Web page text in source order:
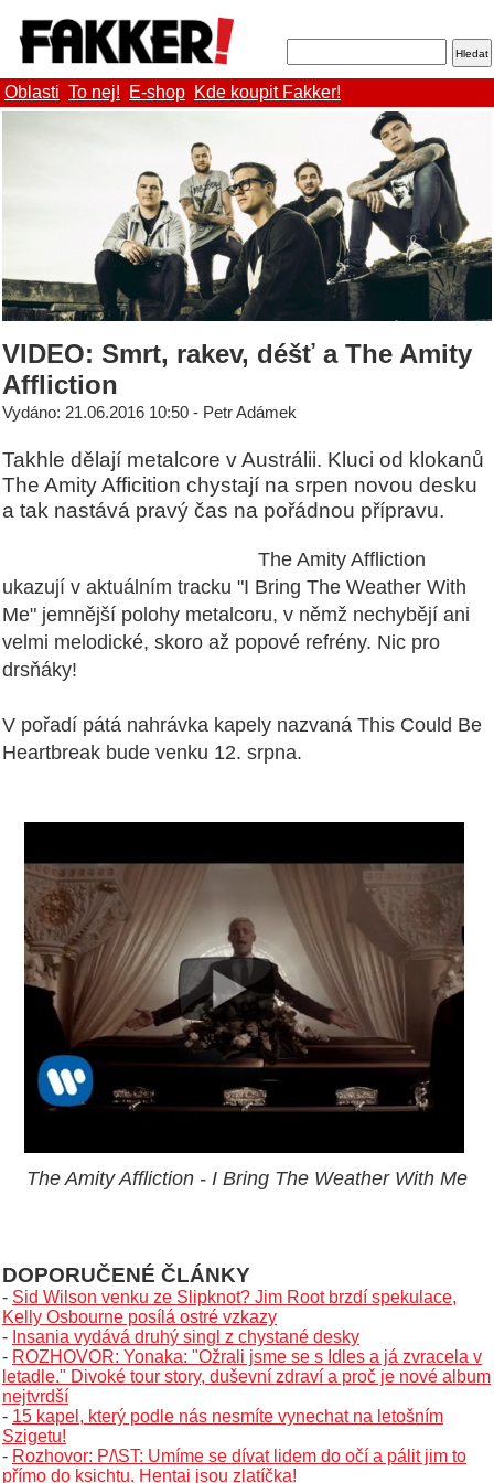
Oblasti To nej! E-shop Kde koupit Fakker!
VIDEO: Smrt, rakev, déšť a The Amity
Affliction
Vydáno: 21.06.2016 10:50 - Petr Adámek
Takhle dělají metalcore v Austrálii. Kluci od klokanů
The Amity Afficition chystají na srpen novou desku
a tak nastává pravý čas na pořádnou přípravu.
The Amity Affliction
ukazují v aktuálním tracku "I Bring The Weather With
Me" jemnější polohy metalcoru, v němž nechybějí ani
velmi melodické, skoro až popové refrény. Nic pro
drsňáky!
V pořadí pátá nahrávka kapely nazvaná This Could Be
Heartbreak bude venku 12. srpna.
The Amity Affliction - I Bring The Weather With Me
DOPORUČENÉ ČLÁNKY
- Sid Wilson venku ze Slipknot? Jim Root brzdí spekulace,
Kelly Osbourne posílá ostré vzkazy
- Insania vydává druhý singl z chystané desky
- ROZHOVOR: Yonaka: "Ožrali jsme se s Idles a já zvracela v
letadle." Divoké tour story, duševní zdraví a proč je nové album
nejtvrdší
- 15 kapel, který podle nás nesmíte vynechat na letošním
Szigetu!
- Rozhovor: P/\ST: Umíme se dívat lidem do očí a pálit jim to
přímo do ksichtu. Hentai jsou zlatíčka!